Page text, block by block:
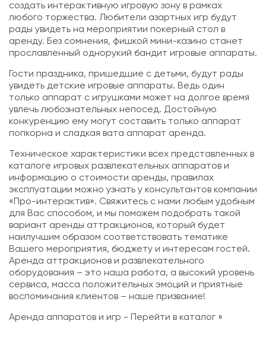
создать интерактивную игровую зону в рамках
любого торжества. Любители азартных игр будут
рады увидеть на мероприятии покерный стол в
аренду. Без сомнения, фишкой мини-казино станет
прославленный однорукий бандит игровые аппараты.
Гости праздника, пришедшие с детьми, будут рады
увидеть детские игровые аппараты. Ведь один
только аппарат с игрушками может на долгое время
увлечь любознательных непосед. Достойную
конкуренцию ему могут составить только аппарат
попкорна и сладкая вата аппарат аренда.
Техническое характеристики всех представленных в
каталоге игровых развлекательных аппаратов и
информацию о стоимости аренды, правилах
эксплуатации можно узнать у консультантов компании
«Про-интерактив». Свяжитесь с нами любым удобным
для Вас способом, и мы поможем подобрать такой
вариант аренды аттракционов, который будет
наилучшим образом соответствовать тематике
Вашего мероприятия, бюджету и интересам гостей.
Аренда аттракционов и развлекательного
оборудования – это наша работа, а высокий уровень
сервиса, масса положительных эмоций и приятные
воспоминания клиентов – наше призвание!
Аренда аппаратов и игр - Перейти в каталог »